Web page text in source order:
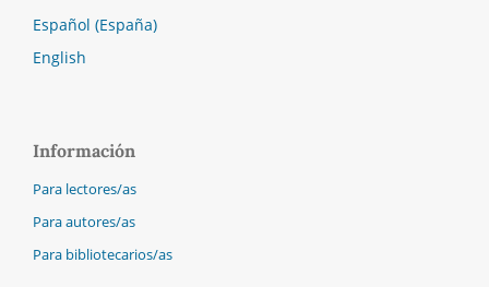
Español (España)
English
Información
Para lectores/as
Para autores/as
Para bibliotecarios/as